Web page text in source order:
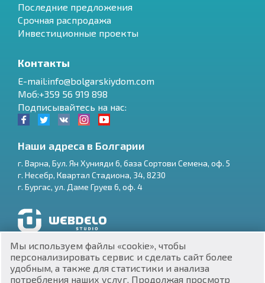
$
₽
₴
Последние предложения
Срочная распродажа
Инвестиционные проекты
Контакты
E-mail:info@bolgarskiydom.com
Моб:+359 56 919 898
Подписывайтесь на нас:
Наши адреса в Болгарии
г. Варна, Бул. Ян Хунияди 6, база Сортови Семена, оф. 5
г. Несебр, Квартал Стадиона, 34, 8230
г. Бургас, ул. Даме Груев 6, оф. 4
Разработка и SEO продвижение сайтов
Мы используем файлы «cookie», чтобы
персонализировать сервис и сделать сайт более
удобным, а также для статистики и анализа
потребления наших услуг. Продолжая просмотр